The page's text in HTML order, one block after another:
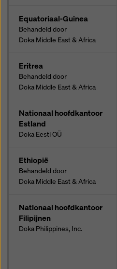
Equatoriaal-Guinea
Behandeld door
Doka Middle East & Africa
Eritrea
Behandeld door
Doka Middle East & Africa
Nationaal hoofdkantoor
Estland
Doka Eesti OÜ
Ethiopië
Behandeld door
Doka Middle East & Africa
Nationaal hoofdkantoor
Filipijnen
Doka Philippines, Inc.